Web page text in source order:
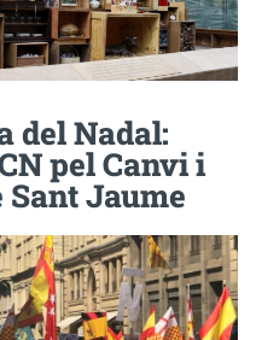
del Nadal:
pel Canvi i
Sant Jaume